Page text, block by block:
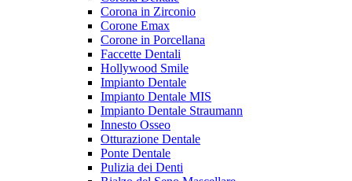
Corona in Zirconio
Corone Emax
Corone in Porcellana
Faccette Dentali
Hollywood Smile
Impianto Dentale
Impianto Dentale MIS
Impianto Dentale Straumann
Innesto Osseo
Otturazione Dentale
Ponte Dentale
Pulizia dei Denti